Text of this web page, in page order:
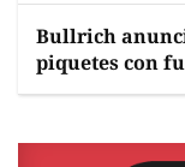
Bullrich
piquetes con